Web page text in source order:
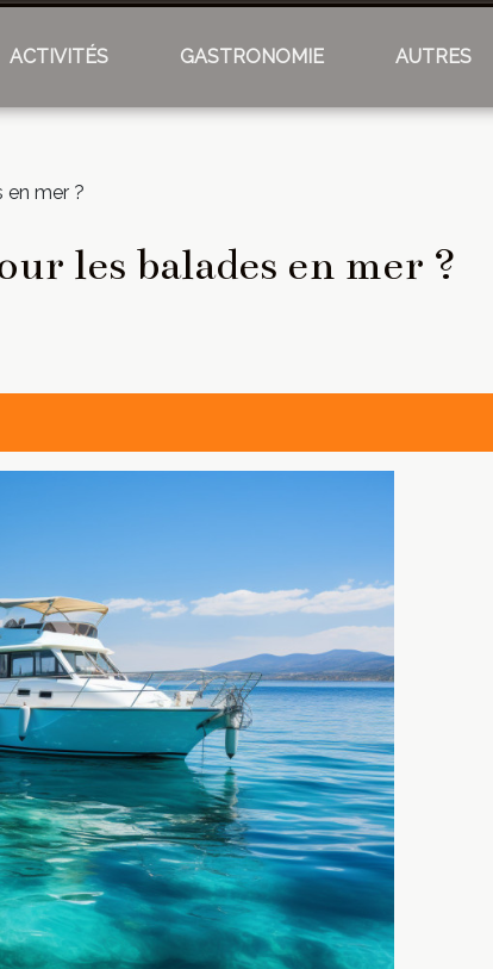
ACTIVITÉS GASTRONOMIE AUTRES
en mer ?
les balades en mer ?